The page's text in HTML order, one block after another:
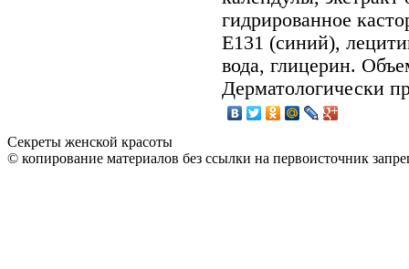
гидрированное
Е131 (синий),
вода, глицерин.
Дерматологически
Секреты женской красоты
© копирование материалов без ссылки на первоисточник